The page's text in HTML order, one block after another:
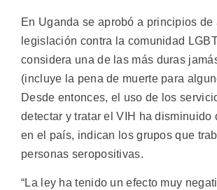
En Uganda se aprobó a principios de
legislación contra la comunidad
considera una de las más duras
(incluye la pena de muerte para
Desde entonces, el uso de los
detectar y tratar el VIH ha disminuido
en el país, indican los grupos que
personas seropositivas.
“La ley ha tenido un efecto muy